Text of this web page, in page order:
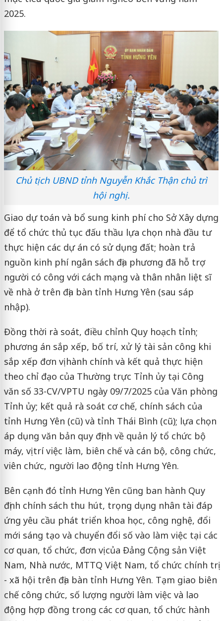
2025.
Chủ tịch UBND tỉnh Nguyễn Khắc Thận chủ trì
hội nghị.
Giao dự toán và bổ sung kinh phí cho Sở Xây dựng
để tổ chức thủ tục đấu thầu lựa chọn nhà đầu tư
thực hiện các dự án có sử dụng đất; hoàn trả
nguồn kinh phí ngân sách địa phương đã hỗ trợ
người có công với cách mạng và thân nhân liệt sĩ
về nhà ở trên địa bàn tỉnh Hưng Yên (sau sáp
nhập).
Đồng thời rà soát, điều chỉnh Quy hoạch tỉnh;
phương án sắp xếp, bố trí, xử lý tài sản công khi
sắp xếp đơn vị hành chính và kết quả thực hiện
theo chỉ đạo của Thường trực Tỉnh ủy tại Công
văn số 33-CV/VPTU ngày 09/7/2025 của Văn phòng
Tỉnh ủy; kết quả rà soát cơ chế, chính sách của
tỉnh Hưng Yên (cũ) và tỉnh Thái Bình (cũ); lựa chọn
áp dụng văn bản quy định về quản lý tổ chức bộ
máy, vị trí việc làm, biên chế và cán bộ, công chức,
viên chức, người lao động tỉnh Hưng Yên.
Bên cạnh đó tỉnh Hưng Yên cũng ban hành Quy
định chính sách thu hút, trọng dụng nhân tài đáp
ứng yêu cầu phát triển khoa học, công nghệ, đổi
mới sáng tạo và chuyển đổi số vào làm việc tại các
cơ quan, tổ chức, đơn vị của Đảng Cộng sản Việt
Nam, Nhà nước, MTTQ Việt Nam, tổ chức chính trị
- xã hội trên địa bàn tỉnh Hưng Yên. Tạm giao biên
chế công chức, số lượng người làm việc và lao
động hợp đồng trong các cơ quan, tổ chức hành